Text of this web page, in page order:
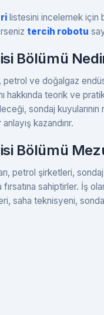
listesini incelemek için
tercih robotu
Bölümü
ve doğalgaz
hakkında teorik ve
sondaj
kazandırır.
Bölümü
petrol şirketleri,
sahiptirler. İş
saha teknisyeni,